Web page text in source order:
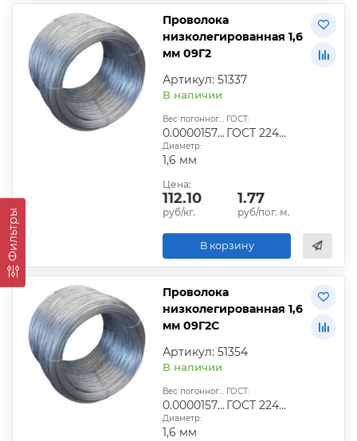
Фильтры
Проволока
низколегированная 1,6
мм 09Г2
Артикул: 51337
В наличии
Вес погонного метра, т.:
0.0000157824
ГОСТ:
ГОСТ 2246-70
Диаметр:
1,6 мм
Цена:
112.10
руб/кг.
1.77
руб/пог. м.
В корзину
Проволока
низколегированная 1,6
мм 09Г2С
Артикул: 51354
В наличии
Вес погонного метра, т.:
0.0000157824
ГОСТ:
ГОСТ 2246-70
Диаметр:
1,6 мм